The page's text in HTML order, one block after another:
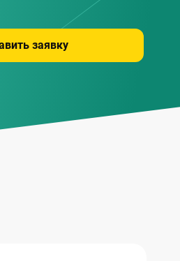
заявку